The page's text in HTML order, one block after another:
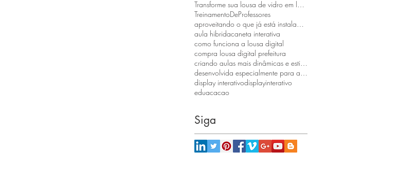
TreinamentoDeProfessores
aula hibridacaneta interativa
como funciona a lousa digital
compra lousa digital prefeitura
display interativodisplayinterativo
eduacacao
Siga